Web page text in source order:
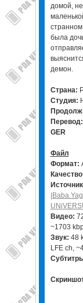
домой,
была
демон.
Страна:
Студия:
Перевод:
GER
Файл
Формат:
Видео:
~1703
Звук: 48
LFE ch,